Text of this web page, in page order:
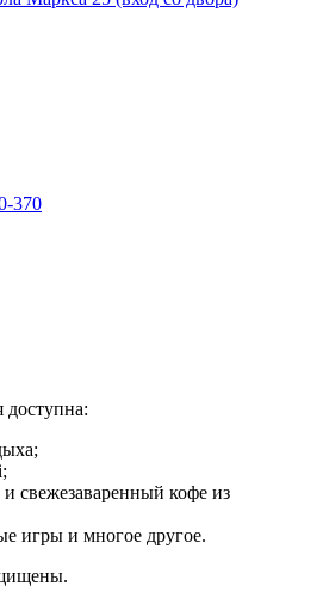
370
доступна:
свежезаваренный кофе из
игры и многое другое.